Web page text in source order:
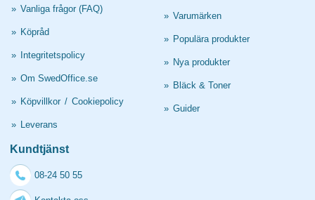
» Vanliga frågor (FAQ)
» Köpråd
» Integritetspolicy
» Om SwedOffice.se
» Köpvillkor / Cookiepolicy
» Leverans
» Varumärken
» Populära produkter
» Nya produkter
» Bläck & Toner
» Guider
Kundtjänst
08-24 50 55